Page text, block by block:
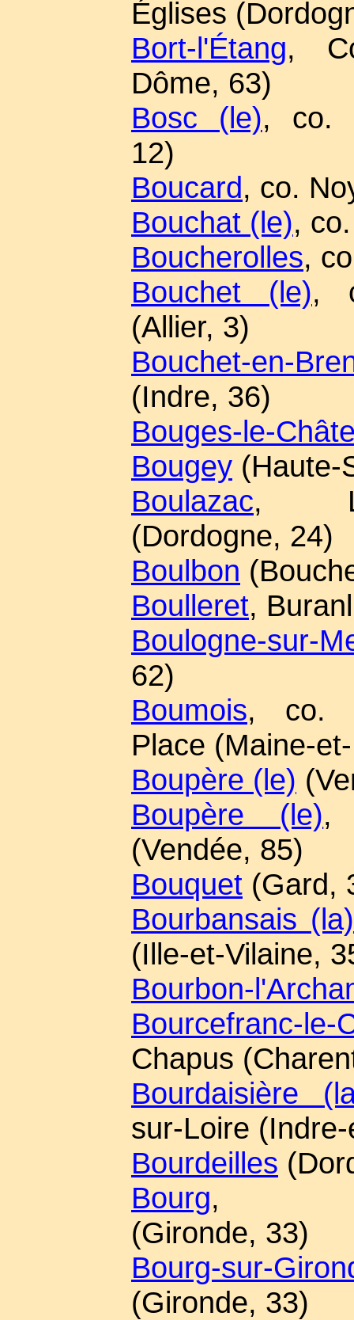
Églises
Bort-l'Étang,
Dôme, 63)
Bosc (le), co.
12)
Boucard, co.
Bouchat (le),
Boucherolles,
Bouchet (le),
(Allier, 3)
Bouchet-en-
(Indre, 36)
Bouges-le-
Bougey (Haute-
Boulazac,
(Dordogne, 24)
Boulbon
Boulleret,
Boulogne-sur-
62)
Boumois, co.
Place (Maine-
Boupère (le)
Boupère (le),
(Vendée, 85)
Bouquet (Gard,
Bourbansais (la)
(Ille-et-Vilaine,
Bourbon-
Bourcefranc-le-
Chapus
Bourdaisière
sur-Loire
Bourdeilles
Bourg,
(Gironde, 33)
Bourg-sur-
(Gironde, 33)